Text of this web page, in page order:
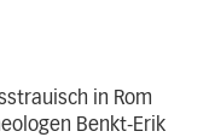
in Rom
Benkt-Erik